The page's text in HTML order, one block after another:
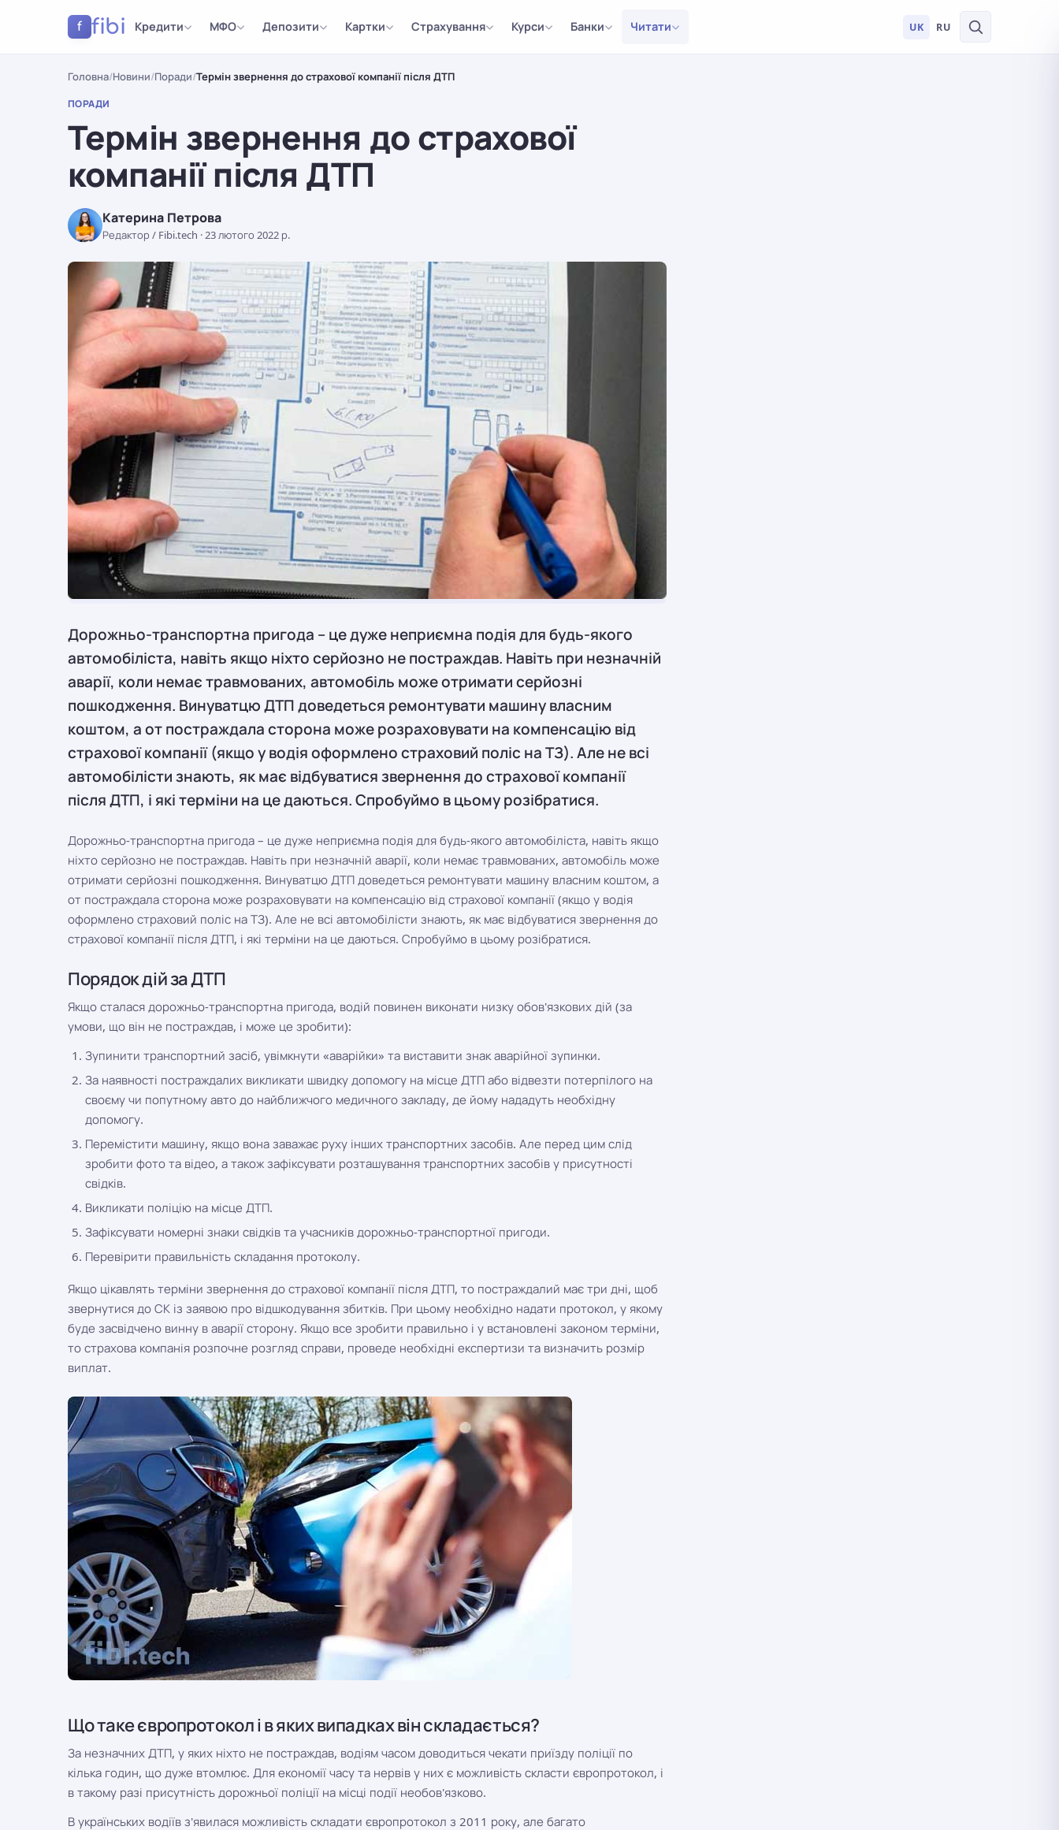
f fibi Кредити МФО Депозити Картки Страхування Курси Банки Читати UK RU
Головна/Новини/Поради/Термін звернення до страхової компанії після ДТП
ПОРАДИ
Термін звернення до страхової
компанії після ДТП
Катерина Петрова
Редактор / Fibi.tech ·23 лютого 2022 р.
ПОРАДИ
Дорожньо-транспортна пригода – це дуже неприємна подія для будь-якого
автомобіліста, навіть якщо ніхто серйозно не постраждав. Навіть при незначній
аварії, коли немає травмованих, автомобіль може отримати серйозні
пошкодження. Винуватцю ДТП доведеться ремонтувати машину власним
коштом, а от постраждала сторона може розраховувати на компенсацію від
страхової компанії (якщо у водія оформлено страховий поліс на ТЗ). Але не всі
автомобілісти знають, як має відбуватися звернення до страхової компанії
після ДТП, і які терміни на це даються. Спробуймо в цьому розібратися.
Дорожньо-транспортна пригода – це дуже неприємна подія для будь-якого автомобіліста, навіть якщо
ніхто серйозно не постраждав. Навіть при незначній аварії, коли немає травмованих, автомобіль може
отримати серйозні пошкодження. Винуватцю ДТП доведеться ремонтувати машину власним коштом, а
от постраждала сторона може розраховувати на компенсацію від страхової компанії (якщо у водія
оформлено страховий поліс на ТЗ). Але не всі автомобілісти знають, як має відбуватися звернення до
страхової компанії після ДТП, і які терміни на це даються. Спробуймо в цьому розібратися.
Порядок дій за ДТП
Якщо сталася дорожньо-транспортна пригода, водій повинен виконати низку обов'язкових дій (за
умови, що він не постраждав, і може це зробити):
Зупинити транспортний засіб, увімкнути «аварійки» та виставити знак аварійної зупинки.
За наявності постраждалих викликати швидку допомогу на місце ДТП або відвезти потерпілого на
своєму чи попутному авто до найближчого медичного закладу, де йому нададуть необхідну
допомогу.
Перемістити машину, якщо вона заважає руху інших транспортних засобів. Але перед цим слід
зробити фото та відео, а також зафіксувати розташування транспортних засобів у присутності
свідків.
Викликати поліцію на місце ДТП.
Зафіксувати номерні знаки свідків та учасників дорожньо-транспортної пригоди.
Перевірити правильність складання протоколу.
Якщо цікавлять терміни звернення до страхової компанії після ДТП, то постраждалий має три дні, щоб
звернутися до СК із заявою про відшкодування збитків. При цьому необхідно надати протокол, у якому
буде засвідчено винну в аварії сторону. Якщо все зробити правильно і у встановлені законом терміни,
то страхова компанія розпочне розгляд справи, проведе необхідні експертизи та визначить розмір
виплат.
Що таке європротокол і в яких випадках він складається?
За незначних ДТП, у яких ніхто не постраждав, водіям часом доводиться чекати приїзду поліції по
кілька годин, що дуже втомлює. Для економії часу та нервів у них є можливість скласти європротокол, і
в такому разі присутність дорожньої поліції на місці події необов'язково.
В українських водіїв з'явилася можливість складати європротокол з 2011 року, але багато